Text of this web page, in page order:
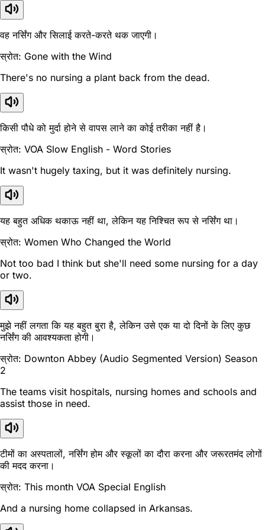
वह नर्सिंग और सिलाई करते-करते थक जाएगी।
स्रोत: Gone with the Wind
There's no nursing a plant back from the dead.
किसी पौधे को मुर्दा होने से वापस लाने का कोई तरीका नहीं है।
स्रोत: VOA Slow English - Word Stories
It wasn't hugely taxing, but it was definitely nursing.
यह बहुत अधिक थकाऊ नहीं था, लेकिन यह निश्चित रूप से नर्सिंग था।
स्रोत: Women Who Changed the World
Not too bad I think but she'll need some nursing for a day
or two.
मुझे नहीं लगता कि यह बहुत बुरा है, लेकिन उसे एक या दो दिनों के लिए कुछ
नर्सिंग की आवश्यकता होगी।
स्रोत: Downton Abbey (Audio Segmented Version) Season
2
The teams visit hospitals, nursing homes and schools and
assist those in need.
टीमों का अस्पतालों, नर्सिंग होम और स्कूलों का दौरा करना और जरूरतमंद लोगों
की मदद करना।
स्रोत: This month VOA Special English
And a nursing home collapsed in Arkansas.